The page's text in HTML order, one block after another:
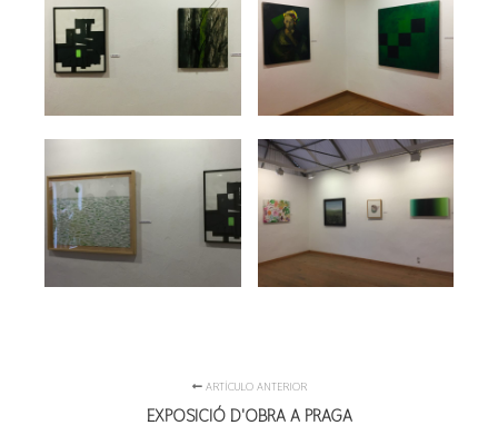
ARTÍCULO ANTERIOR
EXPOSICIÓ D'OBRA A PRAGA